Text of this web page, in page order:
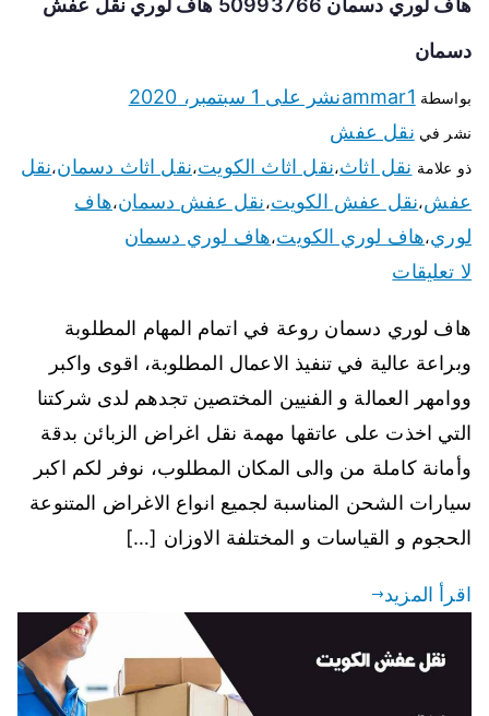
دسمان
بواسطة ammar1نشر على 1 سبتمبر، 2020
نشر في نقل عفش
ذو علامة نقل اثاث،نقل اثاث الكويت،نقل اثاث دسمان،نقل
عفش،نقل عفش الكويت،نقل عفش دسمان،هاف
لوري،هاف لوري الكويت،هاف لوري دسمان
لا تعليقات
هاف لوري دسمان روعة في اتمام المهام المطلوبة
وبراعة عالية في تنفيذ الاعمال المطلوبة، اقوى واكبر
ووامهر العمالة و الفنيين المختصين تجدهم لدى شركتنا
التي اخذت على عاتقها مهمة نقل اغراض الزبائن بدقة
وأمانة كاملة من والى المكان المطلوب، نوفر لكم اكبر
سيارات الشحن المناسبة لجميع انواع الاغراض المتنوعة
الحجوم و القياسات و المختلفة الاوزان […]
اقرأ المزيد